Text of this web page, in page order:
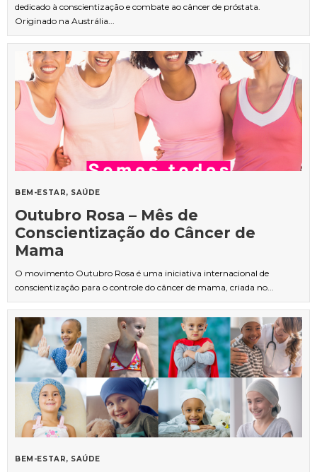
dedicado à conscientização e combate ao câncer de próstata.
Originado na Austrália...
BEM-ESTAR SAÚDE
Outubro Rosa – Mês de
Conscientização do Câncer de
Mama
O movimento Outubro Rosa é uma iniciativa internacional de
conscientização para o controle do câncer de mama, criada no...
BEM-ESTAR SAÚDE